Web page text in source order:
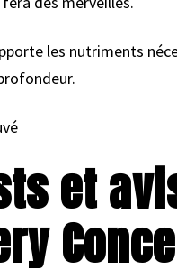
les nutriments
et